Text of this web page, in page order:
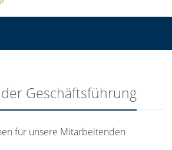
Geschäftsführung
für unsere Mitarbeitenden